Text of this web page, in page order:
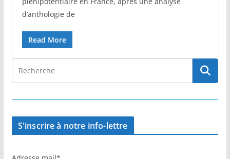
d’anthologie de
Read More
S'inscrire à notre info-lettre